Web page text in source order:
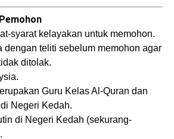
syarat kelayakan untuk memohon.
dengan teliti sebelum memohon agar
ditolak.
Guru Kelas Al-Quran dan
Negeri Kedah.
di Negeri Kedah (sekurang-